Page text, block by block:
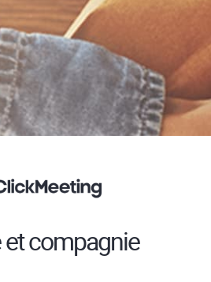
et compagnie